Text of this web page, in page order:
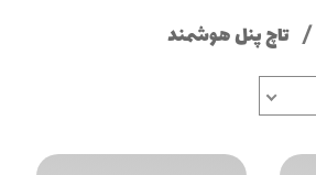
تاچ پنل هوشمند